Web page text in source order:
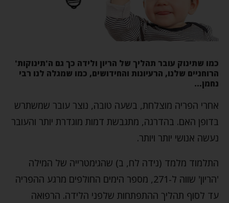
כמו שתינוק עובר תהליך של הריון ולידה כך גם ה'תינוקות'
הרוחניים שלנו, הרעיונות והחידושים, כמו שמגלה לנו רבי
נחמן…
אחרי הפריה מוצלחת, בשעה טובה, נוצר עובר שמשתרש
בדופן האם. בהדרגה, מתגבשת דמות מוגדרת יותר והעובר
נעשה אנושי יותר ויותר.
התלמוד מלמד (נידה לח, ב) שהגימטרייה של המילה
'הריון' שווה ל-271, מספר הימים החולפים מרגע ההפריה
עד לסוף תהליך ההתפתחות שלפני הלידה. הרפואה